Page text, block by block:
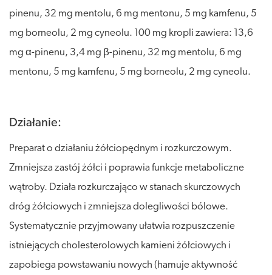
pinenu, 32 mg mentolu, 6 mg mentonu, 5 mg kamfenu, 5
mg borneolu, 2 mg cyneolu. 100 mg kropli zawiera: 13,6
mg α-pinenu, 3,4 mg β-pinenu, 32 mg mentolu, 6 mg
mentonu, 5 mg kamfenu, 5 mg borneolu, 2 mg cyneolu.
Działanie:
Preparat o działaniu żółciopędnym i rozkurczowym.
Zmniejsza zastój żółci i poprawia funkcje metaboliczne
wątroby. Działa rozkurczająco w stanach skurczowych
dróg żółciowych i zmniejsza dolegliwości bólowe.
Systematycznie przyjmowany ułatwia rozpuszczenie
istniejących cholesterolowych kamieni żółciowych i
zapobiega powstawaniu nowych (hamuje aktywność